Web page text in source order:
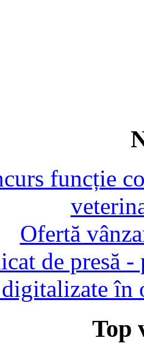
funcție
Ofertă
de presă
în
Top